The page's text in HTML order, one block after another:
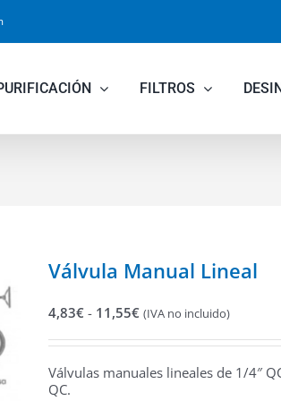
FILTROS
Válvula Manual Lineal
4,83€ - 11,55€Rango
precios:
desde
4,83€
(IVA no incluido)
Válvulas manuales lineales de 1/4″
QC.